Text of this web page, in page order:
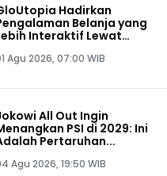
Hadirkan
Belanja yang
Interaktif Lewat
Agu 2026, 07:00 WIB
All Out Ingin
PSI di 2029: Ini
Pertaruhan...
Agu 2026, 19:50 WIB